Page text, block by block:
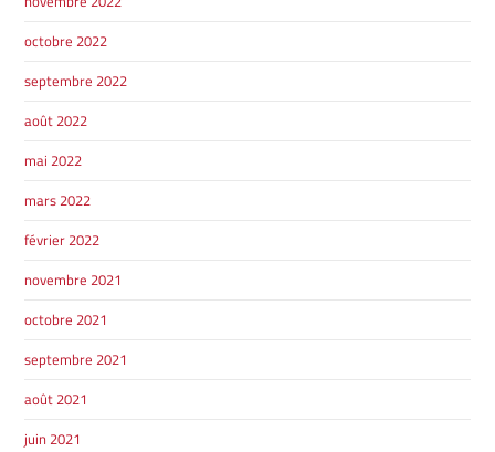
octobre 2022
septembre 2022
août 2022
mai 2022
mars 2022
février 2022
novembre 2021
octobre 2021
septembre 2021
août 2021
juin 2021